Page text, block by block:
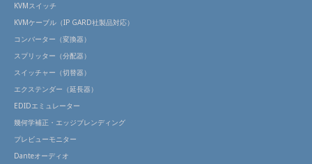
KVMスイッチ
KVMケーブル（IP GARD社製品対応）
コンバーター（変換器）
スプリッター（分配器）
スイッチャー（切替器）
エクステンダー（延長器）
EDIDエミュレーター
幾何学補正・エッジブレンディング
プレビューモニター
Danteオーディオ